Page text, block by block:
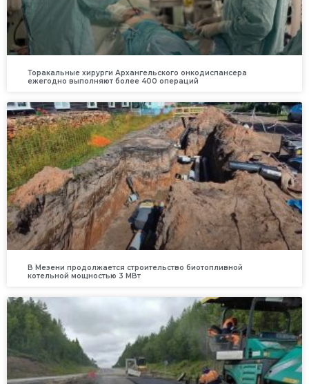
Торакальные хирурги Архангельского онкодиспансера
ежегодно выполняют более 400 операций
В Мезени продолжается строительство биотопливной
котельной мощностью 3 МВт